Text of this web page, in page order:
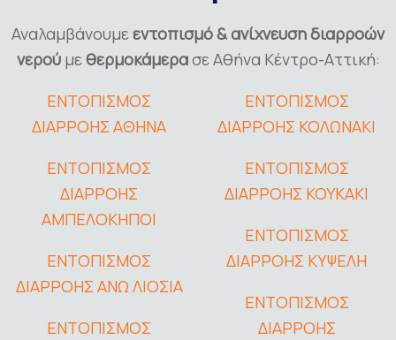
Αναλαμβάνουμεεντοπισμό & ανίχνευση διαρροών
νερούμεθερμοκάμερασε Αθήνα Κέντρο-Αττική:
ΕΝΤΟΠΙΣΜΟΣ
ΔΙΑΡΡΟΗΣ ΑΘΗΝΑ
ΕΝΤΟΠΙΣΜΟΣ
ΔΙΑΡΡΟΗΣ
ΑΜΠΕΛΟΚΗΠΟΙ
ΕΝΤΟΠΙΣΜΟΣ
ΔΙΑΡΡΟΗΣ ΑΝΩ ΛΙΟΣΙΑ
ΕΝΤΟΠΙΣΜΟΣ
ΕΝΤΟΠΙΣΜΟΣ
ΔΙΑΡΡΟΗΣ ΚΟΛΩΝΑΚΙ
ΕΝΤΟΠΙΣΜΟΣ
ΔΙΑΡΡΟΗΣ ΚΟΥΚΑΚΙ
ΕΝΤΟΠΙΣΜΟΣ
ΔΙΑΡΡΟΗΣ ΚΥΨΕΛΗ
ΕΝΤΟΠΙΣΜΟΣ
ΔΙΑΡΡΟΗΣ